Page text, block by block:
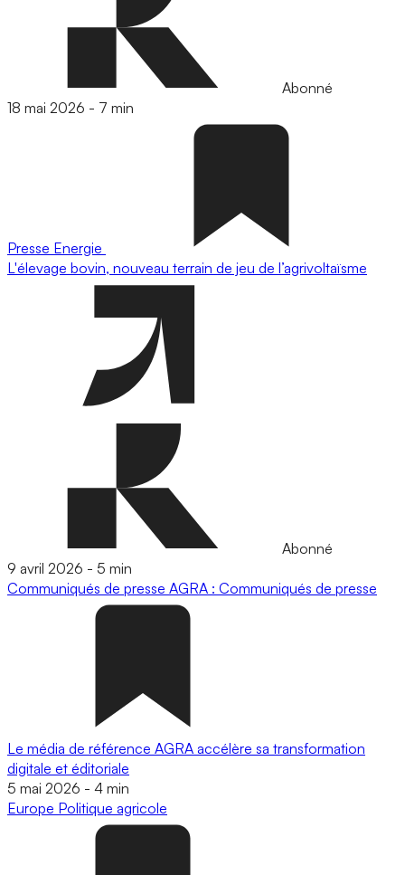
Abonné
18 mai 2026 - 7 min
Presse Energie
L'élevage bovin, nouveau terrain de jeu de l’agrivoltaïsme
Abonné
9 avril 2026 - 5 min
Communiqués de presse AGRA : Communiqués de presse
Le média de référence AGRA accélère sa transformation
digitale et éditoriale
5 mai 2026 - 4 min
Europe Politique agricole